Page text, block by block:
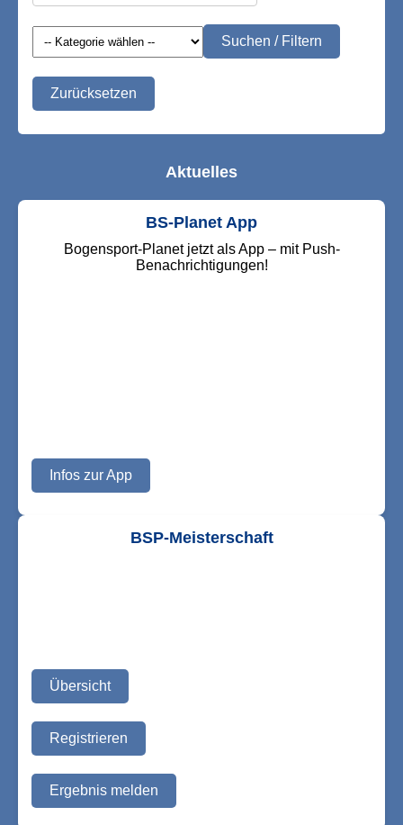
Suchen / Filtern
Zurücksetzen
Aktuelles
BS-Planet App
Bogensport-Planet jetzt als App – mit Push-
Benachrichtigungen!
Infos zur App
BSP-Meisterschaft
Übersicht
Registrieren
Ergebnis melden